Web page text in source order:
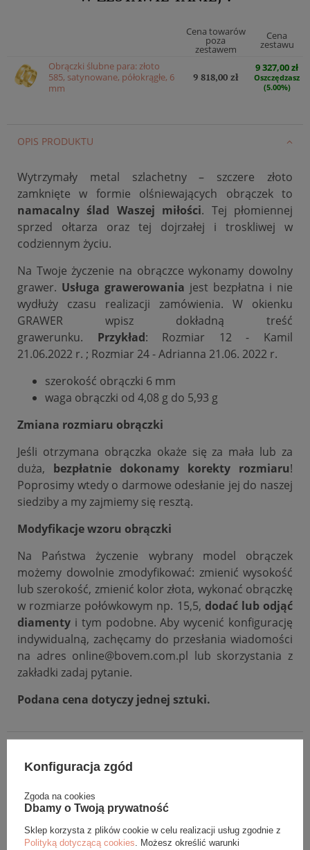
Cena towarów
poza
zestawem
Cena
zestawu
Obrączki ślubne para: złoto
585, satynowane, półokrągłe, 6
mm
9 818,00 zł
9 327,00 zł
Oszczędzasz
(5.00%)
OPIS PRODUKTU
Wytrzymały metal szlachetny – szczere złoto
zamknięte w formie olśniewających obrączek to
namacalny ślad Waszej miłości. Tej płomiennej
sprzed ołtarza oraz tej dojrzałej i troskliwej w
codziennym życiu.
Na Twoje życzenie na obrączce wykonamy dowolny
grawer. Usługa grawerowania jest bezpłatna i nie
wydłuży czasu realizacji zamówienia. W okienku
GRAWER wpisz dokładną treść
grawerunku.
Przykład: Rozmiar 12 - Kamil
21.06.2022 r. ; Rozmiar 24 - Adrianna 21.06. 2022 r.
szerokość obrączki 6 mm
waga obrączki od 4,08 g do 5,93 g
Zmiana rozmiaru obrączki
Jeśli otrzymana obrączka okaże się za mała lub za
duża, bezpłatnie dokonamy korekty rozmiaru!
Poprosimy wtedy o darmowe odesłanie jej do naszej
siedziby a my zajmiemy się resztą.
Modyfikacje wzoru obrączki
Na Państwa życzenie wybrany model obrączek
możemy dowolnie zmodyfikować: zmienić wysokość
lub szerokość, zmienić kolor złota, wykonać obrączkę
w rozmiarze połówkowym np. 15,5, dodać lub odjąć
diamenty i tym podobne. Aby wycenić konfigurację
indywidualną, zachęcamy do przesłania wiadomości
na adres online@bovem.com.pl lub skorzystania z
zakładki zadaj pytanie.
Podana cena dotyczy jednej sztuki.
GWARANCJA
Konfiguracja zgód
Zgoda na cookies
Dbamy o Twoją prywatność
Sklep korzysta z plików cookie w celu realizacji usług zgodnie z
Polityką dotyczącą cookies . Możesz określić warunki